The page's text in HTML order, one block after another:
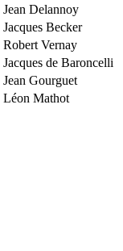
Jean Delannoy
Jacques Becker
Robert Vernay
Jacques de Baroncelli
Jean Gourguet
Léon Mathot